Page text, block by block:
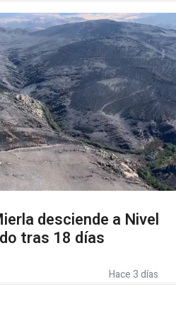
desciende a Nivel
tras 18 días
Hace 3 días